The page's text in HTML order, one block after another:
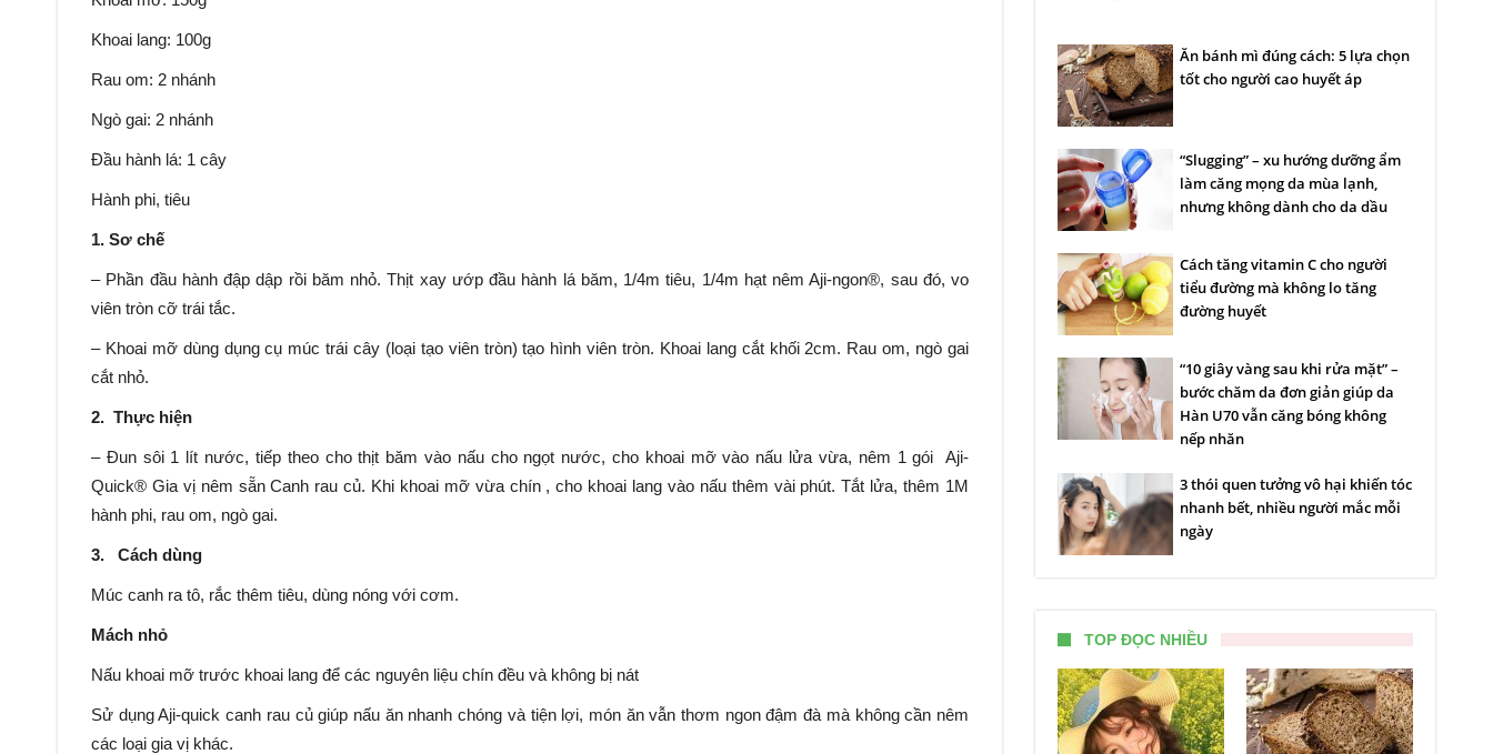
Khoai lang: 100g
Rau om: 2 nhánh
Ngò gai: 2 nhánh
Đầu hành lá: 1 cây
Hành phi, tiêu
1. Sơ chế
– Phần đầu hành đập dập rồi băm nhỏ. Thịt xay ướp đầu hành lá băm, 1/4m tiêu, 1/4m hạt nêm Aji-ngon®, sau đó, vo
viên tròn cỡ trái tắc.
– Khoai mỡ dùng dụng cụ múc trái cây (loại tạo viên tròn) tạo hình viên tròn. Khoai lang cắt khối 2cm. Rau om, ngò gai
cắt nhỏ.
2. Thực hiện
– Đun sôi 1 lít nước, tiếp theo cho thịt băm vào nấu cho ngọt nước, cho khoai mỡ vào nấu lửa vừa, nêm 1 gói Aji-
Quick® Gia vị nêm sẵn Canh rau củ. Khi khoai mỡ vừa chín , cho khoai lang vào nấu thêm vài phút. Tắt lửa, thêm 1M
hành phi, rau om, ngò gai.
3. Cách dùng
Múc canh ra tô, rắc thêm tiêu, dùng nóng với cơm.
Mách nhỏ
Nấu khoai mỡ trước khoai lang để các nguyên liệu chín đều và không bị nát
Sử dụng Aji-quick canh rau củ giúp nấu ăn nhanh chóng và tiện lợi, món ăn vẫn thơm ngon đậm đà mà không cần nêm
các loại gia vị khác.
Ăn bánh mì đúng cách: 5 lựa chọn
tốt cho người cao huyết áp
“Slugging” – xu hướng dưỡng ẩm
làm căng mọng da mùa lạnh,
nhưng không dành cho da dầu
Cách tăng vitamin C cho người
tiểu đường mà không lo tăng
đường huyết
“10 giây vàng sau khi rửa mặt” –
bước chăm da đơn giản giúp da
Hàn U70 vẫn căng bóng không
nếp nhăn
3 thói quen tưởng vô hại khiến tóc
nhanh bết, nhiều người mắc mỗi
ngày
TOP ĐỌC NHIỀU